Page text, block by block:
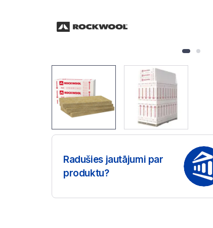
Radušies jautājumi par
produktu?